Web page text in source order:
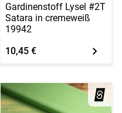
Gardinenstoff Lysel #2T
Satara in cremeweiß
19942
10,45 €